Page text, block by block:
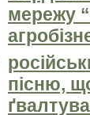
мережу
пісню,